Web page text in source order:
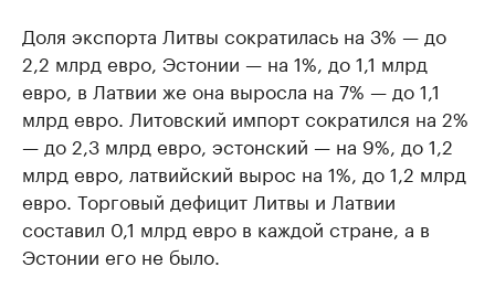
Доля экспорта Литвы сократилась на 3% — до
2,2 млрд евро, Эстонии — на 1%, до 1,1 млрд
евро, в Латвии же она выросла на 7% — до 1,1
млрд евро. Литовский импорт сократился на 2%
— до 2,3 млрд евро, эстонский — на 9%, до 1,2
млрд евро, латвийский вырос на 1%, до 1,2 млрд
евро. Торговый дефицит Литвы и Латвии
составил 0,1 млрд евро в каждой стране, а в
Эстонии его не было.